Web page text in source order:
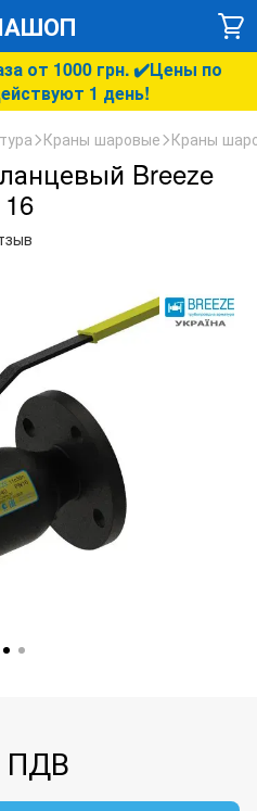
от 1000 грн. ✔️Цены по
1 день!
Краны шаровые Краны
Breeze
ПДВ